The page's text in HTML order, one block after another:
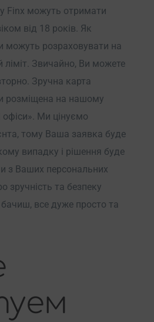
Finx можуть отримати
від 18 років. Як
можуть розраховувати на
ліміт. Звичайно, Ви можете
Зручна карта
розміщена на нашому
офіси». Ми цінуємо
тому Ваша заявка буде
випадку і рішення буде
з Ваших персональних
та безпеку
все дуже просто та